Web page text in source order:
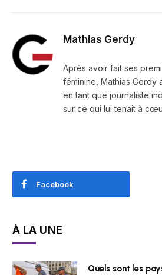
Mathias Gerdy
Après avoir fait ses
féminine, Mathias Gerdy
en tant que journaliste
sur ce qui lui tenait à
Facebook
À LA UNE
Quels sont les